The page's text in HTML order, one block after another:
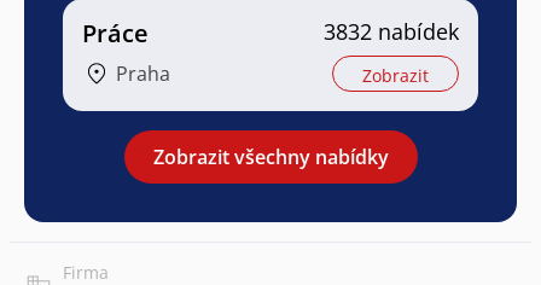
Práce
Praha
3832 nabídek
Zobrazit
Zobrazit všechny nabídky
Firma